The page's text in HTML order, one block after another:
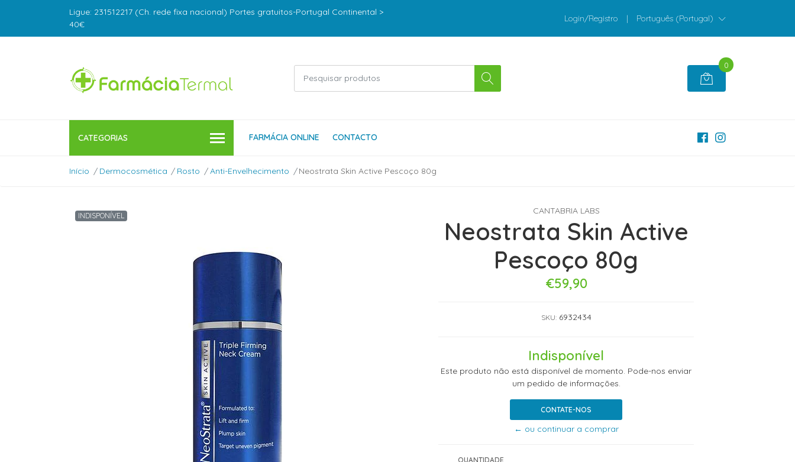
Ligue: 231512217 (Ch. rede fixa nacional) Portes gratuitos-Portugal Continental >
40€
Login/Registro | Português (Portugal)
0
CATEGORIAS FARMÁCIA ONLINE CONTACTO
Início Dermocosmética Rosto Anti-Envelhecimento Neostrata Skin Active Pescoço 80g
INDISPONÍVEL CANTABRIA LABS
Neostrata Skin Active
Pescoço 80g
€59,90
SKU: 6932434
Indisponível
Este produto não está disponível de momento. Pode-nos enviar
um pedido de informações.
CONTATE-NOS
← ou continuar a comprar
QUANTIDADE